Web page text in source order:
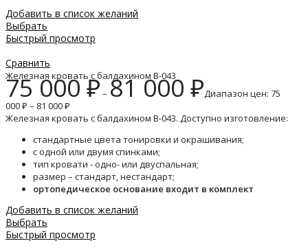
Добавить в список желаний
Выбрать
Быстрый просмотр
Сравнить
Железная кровать с балдахином B-043
75 000₽– 81 000 ₽Диапазон цен: 75
000 ₽ – 81 000 ₽
Железная кровать с балдахином B-043. Доступно изготовление:
стандартные цвета тонировки и окрашивания;
с одной или двумя спинками;
тип кровати - одно- или двуспальная;
размер – стандарт, нестандарт;
ортопедическое основание входит в комплект
Добавить в список желаний
Выбрать
Быстрый просмотр